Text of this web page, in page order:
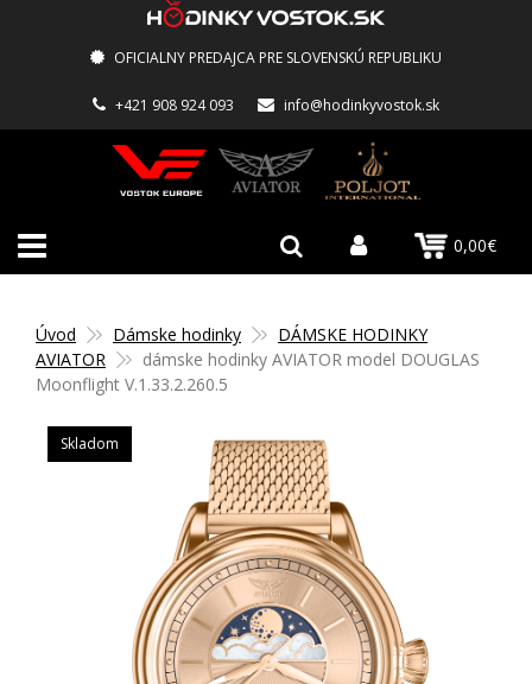
OFICIALNY PREDAJCA PRE SLOVENSKÚ REPUBLIKU
+421 908 924 093 info@hodinkyvostok.sk
0,00€
Úvod Dámske hodinky
DÁMSKE HODINKY
AVIATOR
dámske hodinky AVIATOR model DOUGLAS
Moonflight V.1.33.2.260.5
Skladom